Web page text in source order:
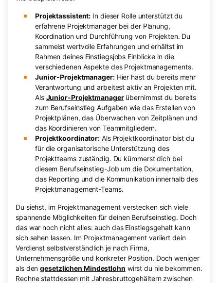
Projektassistent: In dieser Rolle unterstützt du
erfahrene Projektmanager bei der Planung,
Koordination und Durchführung von Projekten. Du
sammelst wertvolle Erfahrungen und erhältst im
Rahmen deines Einstiegsjobs Einblicke in die
verschiedenen Aspekte des Projektmanagements.
Junior-Projektmanager:Hier hast du bereits mehr
Verantwortung und arbeitest aktiv an Projekten mit.
Als Junior-Projektmanagerübernimmst du bereits
zum Berufseinstieg Aufgaben wie das Erstellen von
Projektplänen, das Überwachen von Zeitplänen und
das Koordinieren von Teammitgliedern.
Projektkoordinator: Als Projektkoordinator bist du
für die organisatorische Unterstützung des
Projektteams zuständig. Du kümmerst dich bei
diesem Berufseinstieg-Job um die Dokumentation,
das Reporting und die Kommunikation innerhalb des
Projektmanagement-Teams.
Du siehst, im Projektmanagement verstecken sich viele
spannende Möglichkeiten für deinen Berufseinstieg. Doch
das war noch nicht alles: auch das Einstiegsgehalt kann
sich sehen lassen. Im Projektmanagement variiert dein
Verdienst selbstverständlich je nach Firma,
Unternehmensgröße und konkreter Position. Doch weniger
als dengesetzlichen Mindestlohn wirst du nie bekommen.
Rechne stattdessen mit Jahresbruttogehältern zwischen